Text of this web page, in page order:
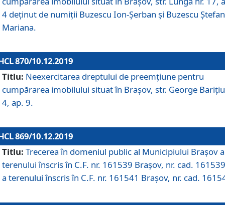
4 deţinut de numiţii Buzescu Ion-Şerban și Buzescu
Mariana.
870/10.12.2019
Titlu: Neexercitarea dreptului de preemţiune pentru
cumpărarea imobilului situat în Braşov, str. George
4, ap. 9.
869/10.12.2019
Titlu: Trecerea în domeniul public al Municipiului Braşov a
terenului înscris în C.F. nr. 161539 Brașov, nr. cad.
a terenului înscris în C.F. nr. 161541 Brașov, nr. cad.